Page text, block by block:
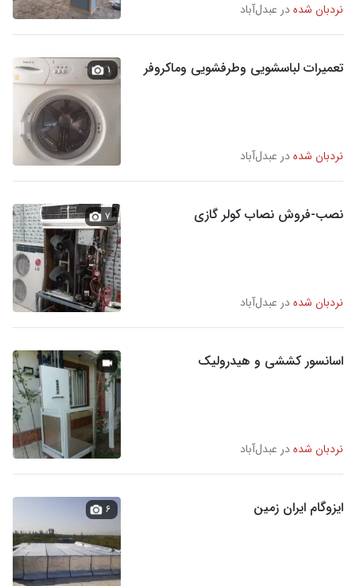
نردبان شدهدر عبدل‌آباد
تعمیرات لباسشویی وطرفشویی وماکروفر
نردبان شدهدر عبدل‌آباد
۱
نصب-فروش نصاب کولر گازی
نردبان شدهدر عبدل‌آباد
۷
اسانسور کششی و هیدرولیک
نردبان شدهدر عبدل‌آباد
ایزوگام ایران زمین ۶